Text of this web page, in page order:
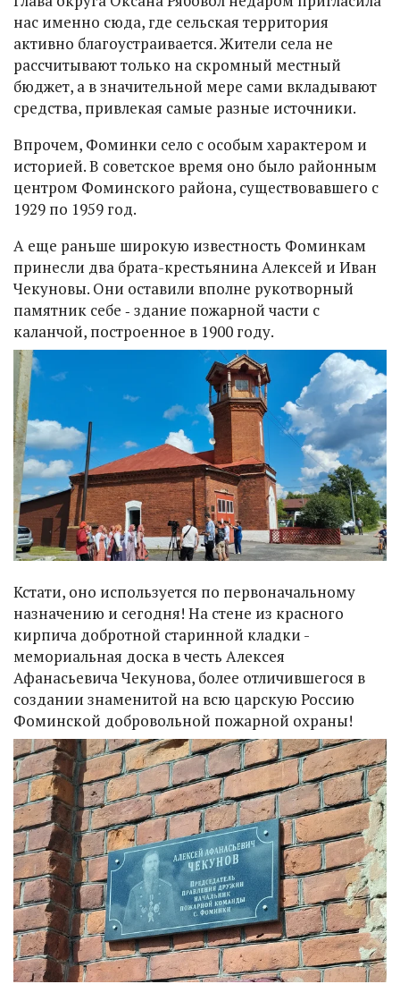
нас именно сюда, где сельская территория
активно благоустраивается. Жители села не
рассчитывают только на скромный местный
бюджет, а в значительной мере сами вкладывают
средства, привлекая самые разные источники.
Впрочем, Фоминки село с особым характером и
историей. В советское время оно было районным
центром Фоминского района, существовавшего с
1929 по 1959 год.
А еще раньше широкую известность Фоминкам
принесли два брата-крестьянина Алексей и Иван
Чекуновы. Они оставили вполне рукотворный
памятник себе ‑ здание пожарной части с
каланчой, построенное в 1900 году.
Кстати, оно используется по первоначальному
назначению и сегодня! На стене из красного
кирпича добротной старинной кладки -
мемориальная доска в честь Алексея
Афанасьевича Чекунова, более отличившегося в
создании знаменитой на всю царскую Россию
Фоминской добровольной пожарной охраны!